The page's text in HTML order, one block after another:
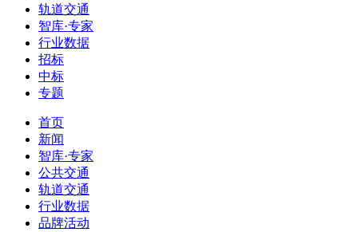
轨道交通
智库·专家
行业数据
招标
中标
专题
首页
新闻
智库·专家
公共交通
轨道交通
行业数据
品牌活动